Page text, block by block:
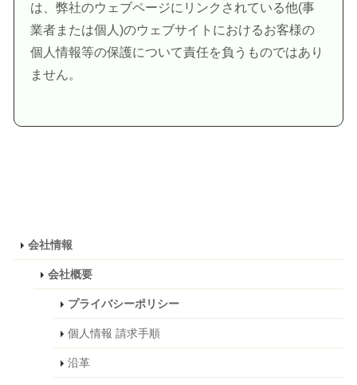
は、弊社のウェブページにリンクされている他(事
業者または個人)のウェブサイトにおけるお客様の
個人情報等の保護について責任を負うものではあり
ません。
会社情報
会社概要
プライバシーポリシー
個人情報 請求手順
沿革